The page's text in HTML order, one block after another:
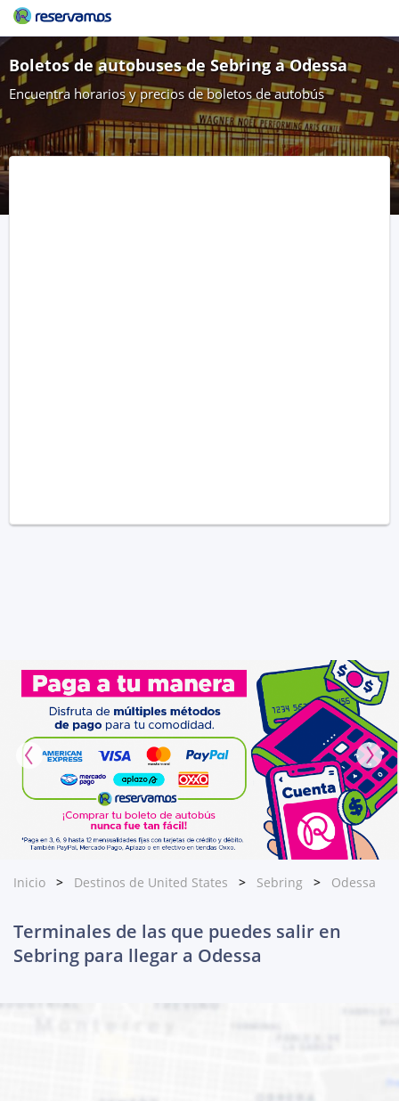
Boletos de autobuses de Sebring a Odessa
Encuentra horarios y precios de boletos de autobús
Inicio Destinos de United States Sebring Odessa
Terminales de las que puedes salir en
Sebring para llegar a Odessa